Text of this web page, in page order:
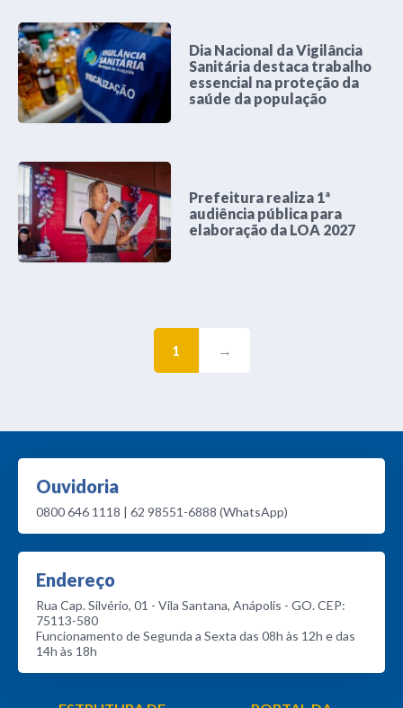
Dia Nacional da Vigilância
Sanitária destaca trabalho
essencial na proteção da
saúde da população
Prefeitura realiza 1ª
audiência pública para
elaboração da LOA 2027
1 →
Ouvidoria
0800 646 1118 | 62 98551-6888 (WhatsApp)
Endereço
Rua Cap. Silvério, 01 - Vila Santana, Anápolis - GO. CEP:
75113-580
Funcionamento de Segunda a Sexta das 08h às 12h e das
14h às 18h